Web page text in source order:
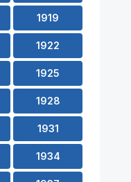
1919
1922
1925
1928
1931
1934